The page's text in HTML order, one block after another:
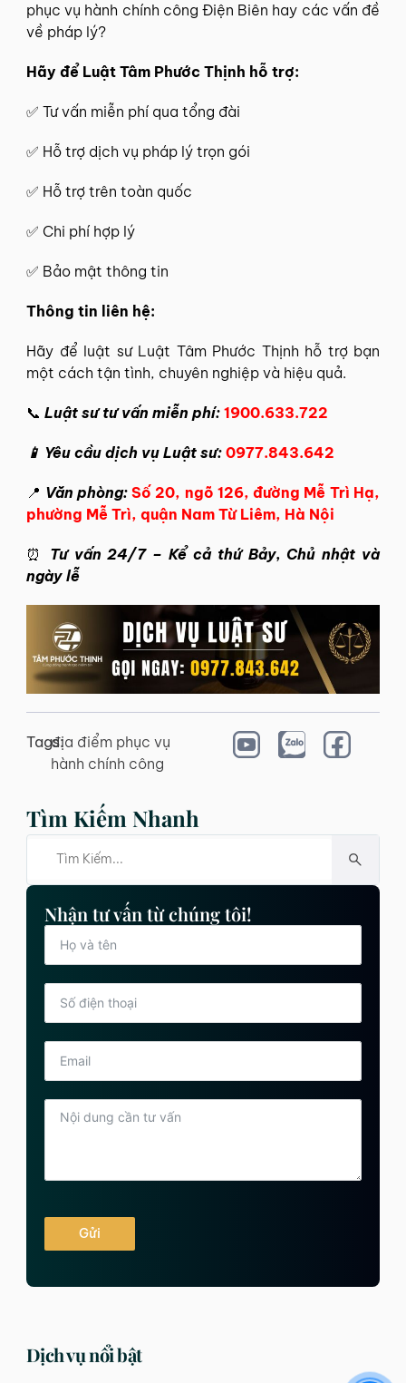
phục vụ hành chính công Điện Biên hay các vấn đề
về pháp lý?
Hãy để Luật Tâm Phước Thịnh hỗ trợ:
✅ Tư vấn miễn phí qua tổng đài
✅ Hỗ trợ dịch vụ pháp lý trọn gói
✅ Hỗ trợ trên toàn quốc
✅ Chi phí hợp lý
✅ Bảo mật thông tin
Thông tin liên hệ:
Hãy để luật sư Luật Tâm Phước Thịnh hỗ trợ bạn
một cách tận tình, chuyên nghiệp và hiệu quả.
📞 Luật sư tư vấn miễn phí: 1900.633.722
📱 Yêu cầu dịch vụ Luật sư: 0977.843.642
📍 Văn phòng: Số 20, ngõ 126, đường Mễ Trì Hạ,
phường Mễ Trì, quận Nam Từ Liêm, Hà Nội
⏰ Tư vấn 24/7 – Kể cả thứ Bảy, Chủ nhật và
ngày lễ
Tags:địa điểm phục vụ
hành chính công
Tìm Kiếm Nhanh
Nhận tư vấn từ chúng tôi!
Gửi
Dịch vụ nổi bật